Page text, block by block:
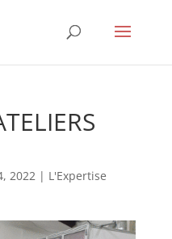
2022| L'Expertise